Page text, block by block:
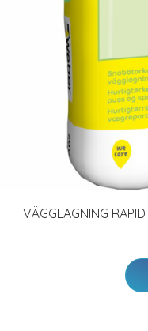
VÄGGLAGNING